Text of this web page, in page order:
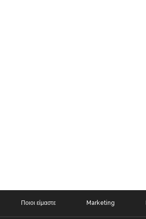
Ποιοι είμαστε Marketing